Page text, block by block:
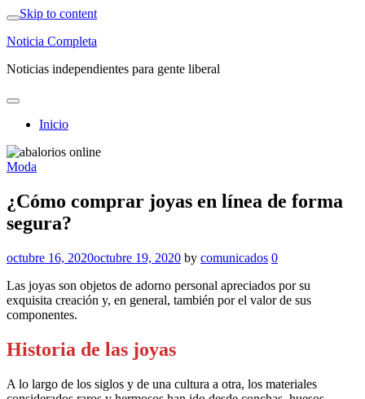
Skip to content
Noticia Completa
Noticias independientes para gente liberal
Inicio
Moda
¿Cómo comprar joyas en línea de forma
segura?
octubre 16, 2020octubre 19, 2020 by comunicados 0
Las joyas son objetos de adorno personal apreciados por su
exquisita creación y, en general, también por el valor de sus
componentes.
Historia de las joyas
A lo largo de los siglos y de una cultura a otra, los materiales